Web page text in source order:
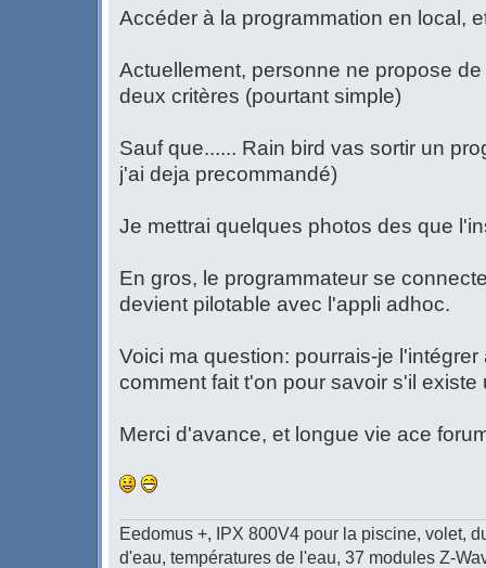
Accéder à la programmation en local,
Actuellement, personne ne propose
deux critères (pourtant simple)
Sauf que...... Rain bird vas sortir un
j'ai deja precommandé)
Je mettrai quelques photos des que
En gros, le programmateur se
devient pilotable avec l'appli adhoc.
Voici ma question: pourrais-je
comment fait t'on pour savoir s'il existe
Merci d'avance, et longue vie ace
Eedomus +, IPX 800V4 pour la piscine, volet,
d'eau, températures de l'eau, 37 modules Z-